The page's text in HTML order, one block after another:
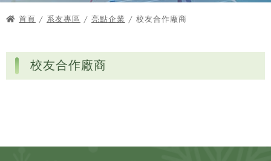
首頁 / 系友專區 / 亮點企業 / 校友合作廠商
校友合作廠商